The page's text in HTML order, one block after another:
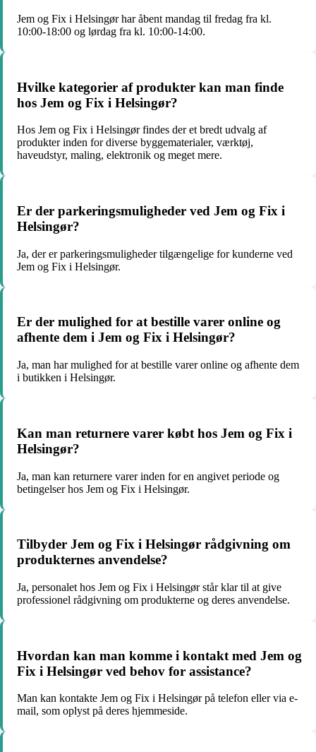
Jem og Fix i Helsingør har åbent mandag til fredag fra kl.
10:00-18:00 og lørdag fra kl. 10:00-14:00.
Hvilke kategorier af produkter kan man finde
hos Jem og Fix i Helsingør?
Hos Jem og Fix i Helsingør findes der et bredt udvalg af
produkter inden for diverse byggematerialer, værktøj,
haveudstyr, maling, elektronik og meget mere.
Er der parkeringsmuligheder ved Jem og Fix i
Helsingør?
Ja, der er parkeringsmuligheder tilgængelige for kunderne ved
Jem og Fix i Helsingør.
Er der mulighed for at bestille varer online og
afhente dem i Jem og Fix i Helsingør?
Ja, man har mulighed for at bestille varer online og afhente dem
i butikken i Helsingør.
Kan man returnere varer købt hos Jem og Fix i
Helsingør?
Ja, man kan returnere varer inden for en angivet periode og
betingelser hos Jem og Fix i Helsingør.
Tilbyder Jem og Fix i Helsingør rådgivning om
produkternes anvendelse?
Ja, personalet hos Jem og Fix i Helsingør står klar til at give
professionel rådgivning om produkterne og deres anvendelse.
Hvordan kan man komme i kontakt med Jem og
Fix i Helsingør ved behov for assistance?
Man kan kontakte Jem og Fix i Helsingør på telefon eller via e-
mail, som oplyst på deres hjemmeside.